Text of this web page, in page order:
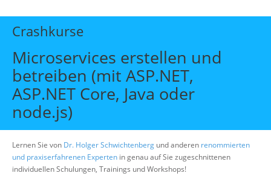
Start
Themen
Beratung
Individuelle Schulungen
Offene Seminare
Über uns
Suche
Crashkurse
Microservices erstellen und
betreiben (mit ASP.NET,
ASP.NET Core, Java oder
node.js)
Lernen Sie von Dr. Holger Schwichtenberg und anderen renommierten
und praxiserfahrenen Experten in genau auf Sie zugeschnittenen
individuellen Schulungen, Trainings und Workshops!